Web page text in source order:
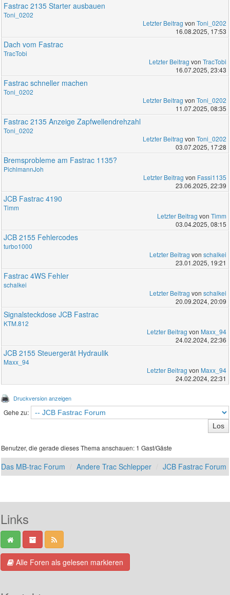
Fastrac 2135 Starter ausbauen
Toni_0202
Letzter Beitrag von Toni_0202
16.08.2025, 17:53
Dach vom Fastrac
TracTobi
Letzter Beitrag von TracTobi
16.07.2025, 23:43
Fastrac schneller machen
Toni_0202
Letzter Beitrag von Toni_0202
11.07.2025, 08:35
Fastrac 2135 Anzeige Zapfwellendrehzahl
Toni_0202
Letzter Beitrag von Toni_0202
03.07.2025, 17:28
Bremsprobleme am Fastrac 1135?
PichlmannJoh
Letzter Beitrag von Fassi1135
23.06.2025, 22:39
JCB Fastrac 4190
Timm
Letzter Beitrag von Timm
03.04.2025, 08:15
JCB 2155 Fehlercodes
turbo1000
Letzter Beitrag von schalkei
23.01.2025, 19:21
Fastrac 4WS Fehler
schalkei
Letzter Beitrag von schalkei
20.09.2024, 20:09
Signalsteckdose JCB Fastrac
KTM.812
Letzter Beitrag von Maxx_94
24.02.2024, 22:36
JCB 2155 Steuergerät Hydraulik
Maxx_94
Letzter Beitrag von Maxx_94
24.02.2024, 22:31
Druckversion anzeigen
Gehe zu:
Benutzer, die gerade dieses Thema anschauen: 1 Gast/Gäste
Das MB-trac Forum Andere Trac Schlepper JCB Fastrac Forum
Links
Alle Foren als gelesen markieren